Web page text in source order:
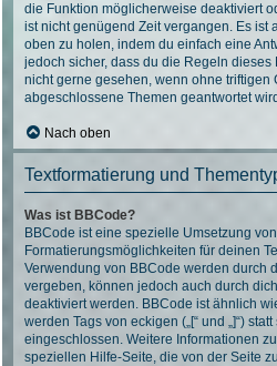
die Funktion möglicherweise deaktiviert
ist nicht genügend Zeit vergangen. Es ist
oben zu holen, indem du einfach eine
jedoch sicher, dass du die Regeln dieses
nicht gerne gesehen, wenn ohne triftigen
abgeschlossene Themen geantwortet
Nach oben
Textformatierung und
Was ist BBCode?
BBCode ist eine spezielle Umsetzung
Formatierungsmöglichkeiten für deinen
Verwendung von BBCode werden durch
vergeben, können jedoch auch durch
deaktiviert werden. BBCode ist ähnlich
werden Tags von eckigen („[“ und „]“)
eingeschlossen. Weitere Informationen
speziellen Hilfe-Seite, die von der Seite